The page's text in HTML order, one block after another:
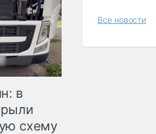
в
схему
Все новости